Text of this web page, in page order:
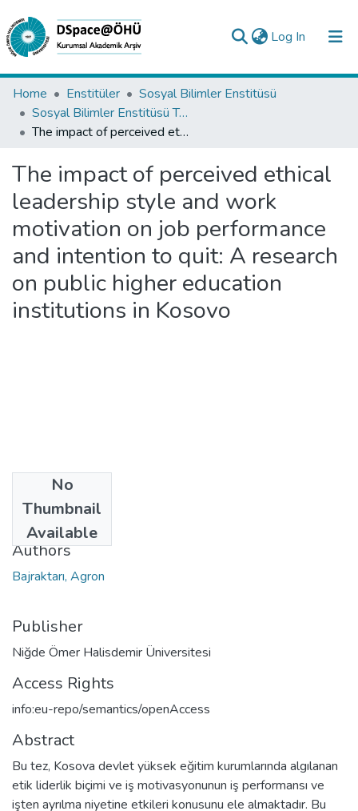
Log In (current)
Collections
All of DSpace
Analyze
Request/Question
Home Enstitüler
Sosyal Bilimler Enstitüsü
Sosyal Bilimler Enstitüsü Tez Koleksiyonu
The impact of perceived ethical leadership style and work motivation on job performance and intention to quit: A research on public higher education institutions in Kosovo
The impact of perceived ethical
leadership style and work
motivation on job performance
and intention to quit: A research
on public higher education
institutions in Kosovo
No
Thumbnail
Available
2020
Authors
Bajraktarı, Agron
Publisher
Niğde Ömer Halisdemir Üniversitesi
Access Rights
info:eu-repo/semantics/openAccess
Abstract
Bu tez, Kosova devlet yüksek eğitim kurumlarında algılanan
etik liderlik biçimi ve iş motivasyonunun iş performansı ve
işten ayrılma niyetine etkileri konusunu ele almaktadır. Bu